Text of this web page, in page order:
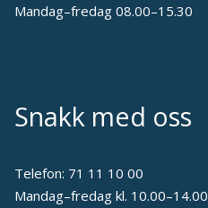
Mandag–fredag 08.00–15.30
Snakk med oss
Telefon: 71 11 10 00
Mandag–fredag kl. 10.00–14.00